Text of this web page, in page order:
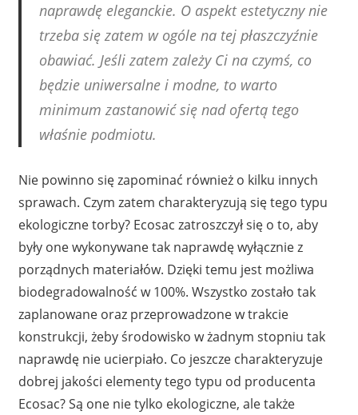
naprawdę eleganckie. O aspekt estetyczny nie
trzeba się zatem w ogóle na tej płaszczyźnie
obawiać. Jeśli zatem zależy Ci na czymś, co
będzie uniwersalne i modne, to warto
minimum zastanowić się nad ofertą tego
właśnie podmiotu.
Nie powinno się zapominać również o kilku innych
sprawach. Czym zatem charakteryzują się tego typu
ekologiczne torby? Ecosac zatroszczył się o to, aby
były one wykonywane tak naprawdę wyłącznie z
porządnych materiałów. Dzięki temu jest możliwa
biodegradowalność w 100%. Wszystko zostało tak
zaplanowane oraz przeprowadzone w trakcie
konstrukcji, żeby środowisko w żadnym stopniu tak
naprawdę nie ucierpiało. Co jeszcze charakteryzuje
dobrej jakości elementy tego typu od producenta
Ecosac? Są one nie tylko ekologiczne, ale także